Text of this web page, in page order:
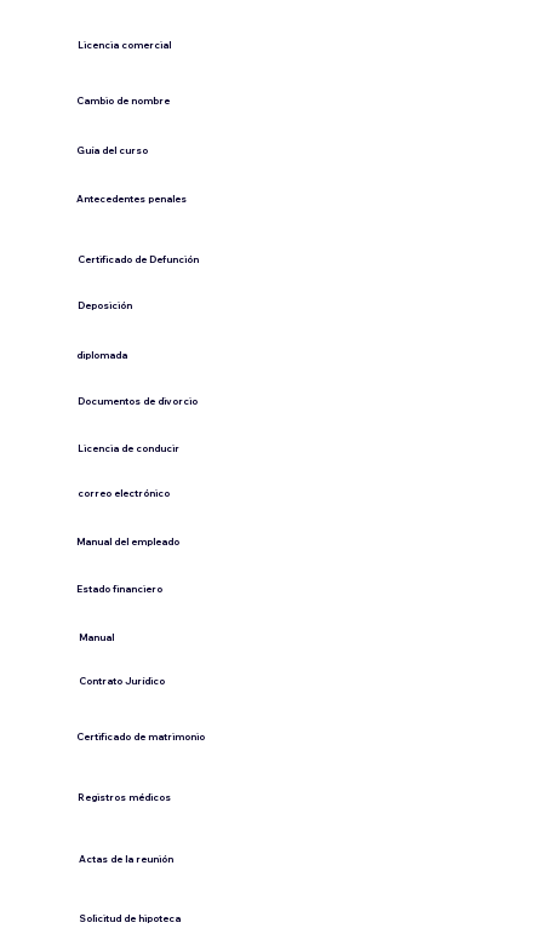
​Licencia comercial
Cambio de nombre
Guía del curso
Antecedentes penales
​Certificado de Defunción
​Deposición
diplomada
Documentos de divorcio
Licencia de conducir
​correo electrónico
Manual del empleado
Estado financiero
​Manual
​Contrato Jurídico
Certificado de matrimonio
Registros médicos
Actas de la reunión
Solicitud de hipoteca